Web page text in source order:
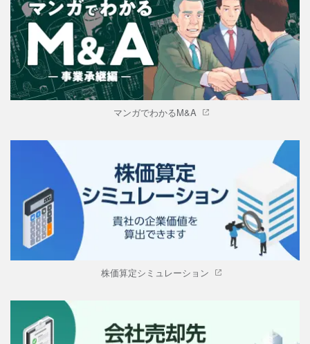
マンガでわかるM&A
株価算定シミュレーション